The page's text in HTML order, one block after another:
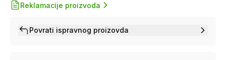
Reklamacije proizvoda
Povrati ispravnog proizovda